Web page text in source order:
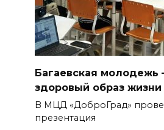
Багаевская молодежь
здоровый образ жизни
В МЦД «ДоброГрад»
презентация